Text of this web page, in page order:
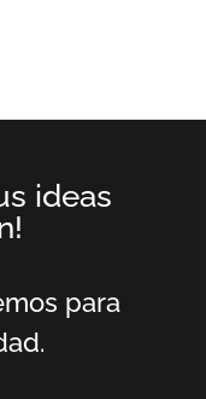
ideas
para